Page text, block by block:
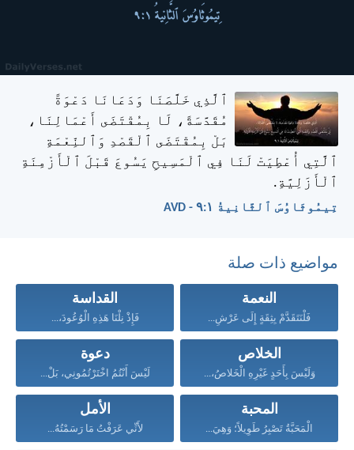
ٱلَّذِي خَلَّصَنَا وَدَعَانَا دَعْوَةً
مُقَدَّسَةً، لَا بِمُقْتَضَى أَعْمَالِنَا،
بَلْ بِمُقْتَضَى ٱلْقَصْدِ وَٱلنِّعْمَةِ
ٱلَّتِي أُعْطِيَتْ لَنَا فِي ٱلْمَسِيحِ يَسُوعَ قَبْلَ ٱلْأَزْمِنَةِ
ٱلْأَزَلِيَّةِ.
تِيمُوثَاوُسَ ٱلثَّانِيةُ ١:‏٩ - AVD
مواضيع ذات صلة
النعمة
فَلْنَتَقَدَّمْ بِثِقَةٍ إِلَى عَرْشِ...
القداسة
فَإِذْ نِلْنَا هَذِهِ الْوُعُودَ،...
الخلاص
وَلَيْسَ بِأَحَدٍ غَيْرِهِ الْخَلاصُ،...
دعوة
لَيْسَ أَنْتُمُ اخْتَرْتُمُونِي، بَلْ...
المحبة
الْمَحَبَّةُ تَصْبِرُ طَوِيلاً؛ وَهِيَ...
الأمل
لأَنِّي عَرَفْتُ مَا رَسَمْتُهُ...